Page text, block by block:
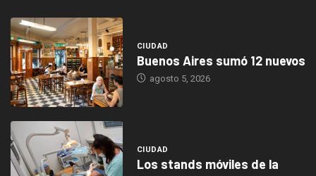
CIUDAD
Buenos Aires sumó 12 nuevos
agosto 5, 2026
CIUDAD
Los stands móviles de la